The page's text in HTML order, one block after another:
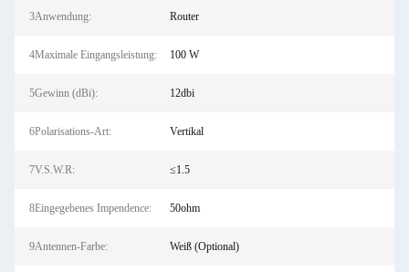
3Anwendung: Router
4Maximale Eingangsleistung: 100 W
5Gewinn (dBi): 12dbi
6Polarisations-Art: Vertikal
7V.S.W.R: ≤1.5
8Eingegebenes Impendence: 50ohm
9Antennen-Farbe: Weiß (Optional)